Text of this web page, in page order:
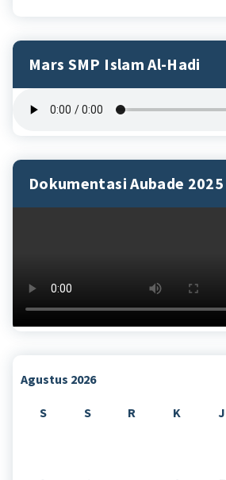
Mars SMP Islam Al-Hadi
Dokumentasi Aubade 2025
Agustus 2026
S S R K J